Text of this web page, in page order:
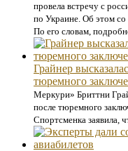
провела встречу с
по Украине. Об этом
По его словам,
Грайнер
тюремного
Меркури» Бриттни
после тюремного
Спортсменка заявила,